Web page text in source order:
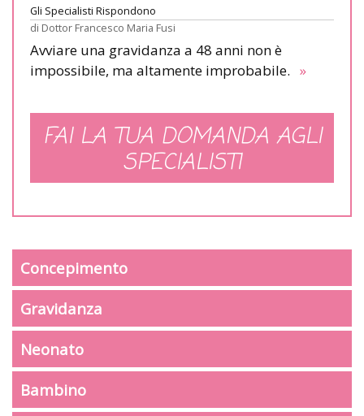
Gli Specialisti Rispondono
di Dottor Francesco Maria Fusi
Avviare una gravidanza a 48 anni non è
impossibile, ma altamente improbabile. »
FAI LA TUA DOMANDA AGLI
SPECIALISTI
Concepimento
Gravidanza
Neonato
Bambino